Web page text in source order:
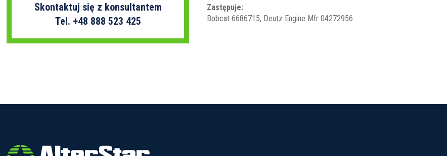
Skontaktuj się z konsultantem
Tel. +48 888 523 425
Zastępuje:
Bobcat 6686715, Deutz Engine Mfr 04272956